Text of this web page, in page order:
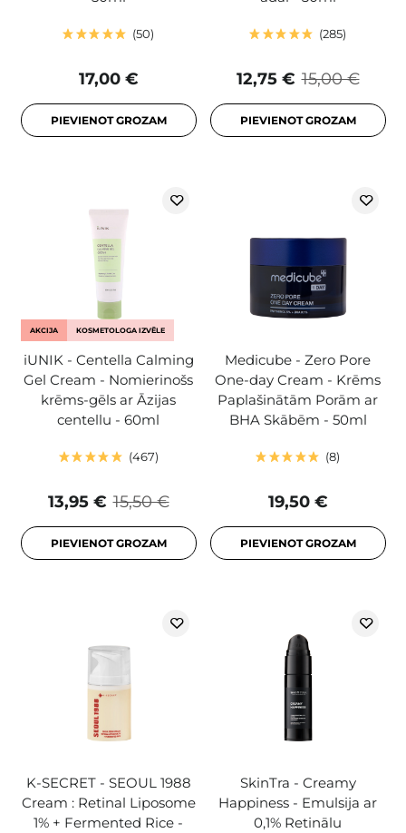
50
17,00 €
PIEVIENOT GROZAM
285
15,00 €
12,75 €
PIEVIENOT GROZAM
AKCIJA KOSMETOLOGA IZVĒLE
iUNIK - Centella Calming
Gel Cream - Nomierinošs
krēms-gēls ar Āzijas
centellu - 60ml
467
15,50 €
13,95 €
PIEVIENOT GROZAM
Medicube - Zero Pore
One-day Cream - Krēms
Paplašinātām Porām ar
BHA Skābēm - 50ml
8
19,50 €
PIEVIENOT GROZAM
K-SECRET - SEOUL 1988
Cream : Retinal Liposome
1% + Fermented Rice -
SkinTra - Creamy
Happiness - Emulsija ar
0,1% Retinālu